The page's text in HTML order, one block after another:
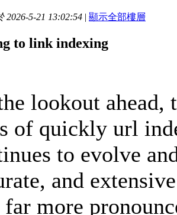
2026-5-21 13:02:54 | 顯示全部樓層
to link indexing
lookout
of quickly url
to evolve
and
more